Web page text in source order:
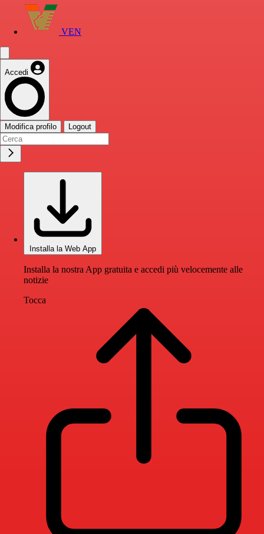
VEN
Accedi
Modifica profilo Logout
Installa la Web App
Installa la nostra App gratuita e accedi più velocemente alle
notizie
Tocca